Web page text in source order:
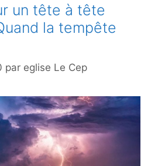
un tête à tête
la tempête
par eglise Le Cep